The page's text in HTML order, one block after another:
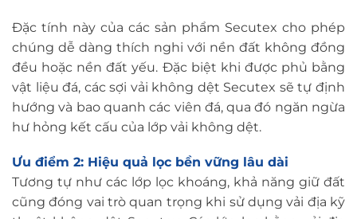
Đặc tính này của các sản phẩm Secutex cho phép
chúng dễ dàng thích nghi với nền đất không đồng
đều hoặc nền đất yếu. Đặc biệt khi được phủ bằng
vật liệu đá, các sợi vải không dệt Secutex sẽ tự định
hướng và bao quanh các viên đá, qua đó ngăn ngừa
hư hỏng kết cấu của lớp vải không dệt.
Ưu điểm 2: Hiệu quả lọc bền vững lâu dài
Tương tự như các lớp lọc khoáng, khả năng giữ đất
cũng đóng vai trò quan trọng khi sử dụng vải địa kỹ